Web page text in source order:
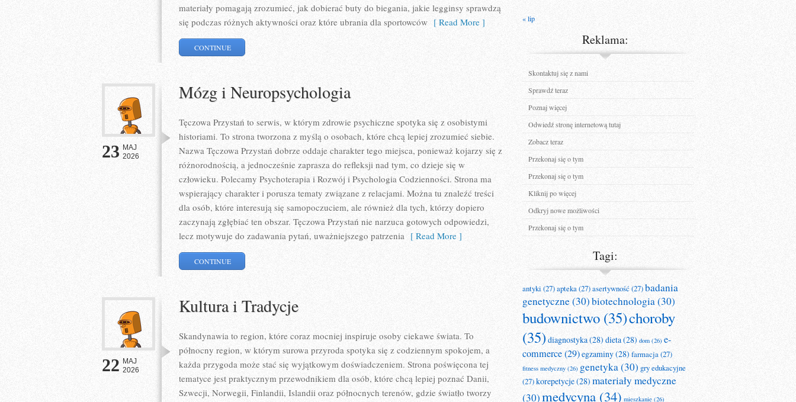
materiały pomagają zrozumieć, jak dobierać buty do biegania, jakie legginsy sprawdzą
się podczas różnych aktywności oraz które ubrania dla sportowców [ Read More ]
CONTINUE
23 MAJ
2026
Mózg i Neuropsychologia
Tęczowa Przystań to serwis, w którym zdrowie psychiczne spotyka się z osobistymi
historiami. To strona tworzona z myślą o osobach, które chcą lepiej zrozumieć siebie.
Nazwa Tęczowa Przystań dobrze oddaje charakter tego miejsca, ponieważ kojarzy się z
różnorodnością, a jednocześnie zaprasza do refleksji nad tym, co dzieje się w
człowieku. Polecamy Psychoterapia i Rozwój i Psychologia Codzienności. Strona ma
wspierający charakter i porusza tematy związane z relacjami. Można tu znaleźć treści
dla osób, które interesują się samopoczuciem, ale również dla tych, którzy dopiero
zaczynają zgłębiać ten obszar. Tęczowa Przystań nie narzuca gotowych odpowiedzi,
lecz motywuje do zadawania pytań, uważniejszego patrzenia [ Read More ]
CONTINUE
22 MAJ
2026
Kultura i Tradycje
Skandynawia to region, które coraz mocniej inspiruje osoby ciekawe świata. To
północny region, w którym surowa przyroda spotyka się z codziennym spokojem, a
każda przygoda może stać się wyjątkowym doświadczeniem. Strona poświęcona tej
tematyce jest praktycznym przewodnikiem dla osób, które chcą lepiej poznać Danii,
Szwecji, Norwegii, Finlandii, Islandii oraz północnych terenów, gdzie światło tworzy
« lip
Reklama:
Skontaktuj się z nami
Sprawdź teraz
Poznaj więcej
Odwiedź stronę internetową tutaj
Zobacz teraz
Przekonaj się o tym
Przekonaj się o tym
Kliknij po więcej
Odkryj nowe możliwości
Przekonaj się o tym
Tagi:
antyki(27)apteka(27)asertywność(27)badania
genetyczne(30)biotechnologia(30)
budownictwo (35)choroby
(35) diagnostyka(28) dieta(28) dom (26) e-
commerce(29)egzaminy(28) farmacja(27)
fitness medyczny (26) genetyka(30) gry edukacyjne
(27)korepetycje(28) materiały medyczne
(30)medycyna (34) mieszkanie (26)